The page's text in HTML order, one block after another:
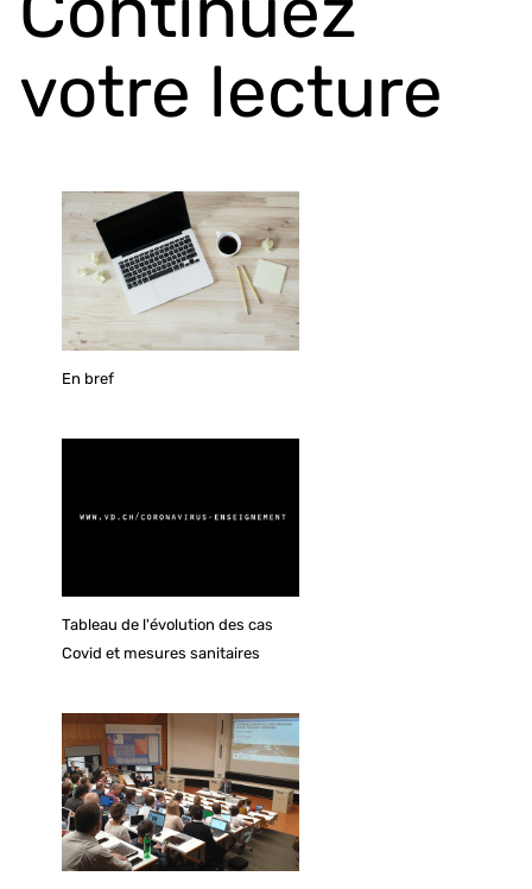
votre lecture
En bref
Tableau de l'évolution des cas
Covid et mesures sanitaires